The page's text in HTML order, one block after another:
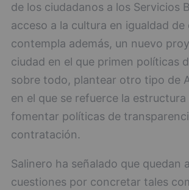
de los ciudadanos a los Servicios
acceso a la cultura en igualdad de
contempla además, un nuevo
ciudad en el que primen políticas
sobre todo, plantear otro tipo de
en el que se refuerce la
fomentar políticas de
contratación.
Salinero ha señalado que quedan
cuestiones por concretar tales